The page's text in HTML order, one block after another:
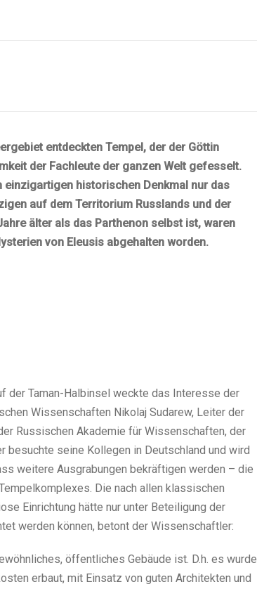
entdeckten Tempel, der der Göttin
der Fachleute der ganzen Welt gefesselt.
historischen Denkmal nur das
auf dem Territorium Russlands und der
älter als das Parthenon selbst ist, waren
von Eleusis abgehalten worden.
der Taman-Halbinsel weckte das Interesse der
Wissenschaften Nikolaj Sudarew, Leiter der
Russischen Akademie für Wissenschaften, der
besuchte seine Kollegen in Deutschland und wird
weitere Ausgrabungen bekräftigen werden – die
Die nach allen klassischen
Einrichtung hätte nur unter Beteiligung der
werden können, betont der Wissenschaftler:
öffentliches Gebäude ist. D.h. es wurde
erbaut, mit Einsatz von guten Architekten und